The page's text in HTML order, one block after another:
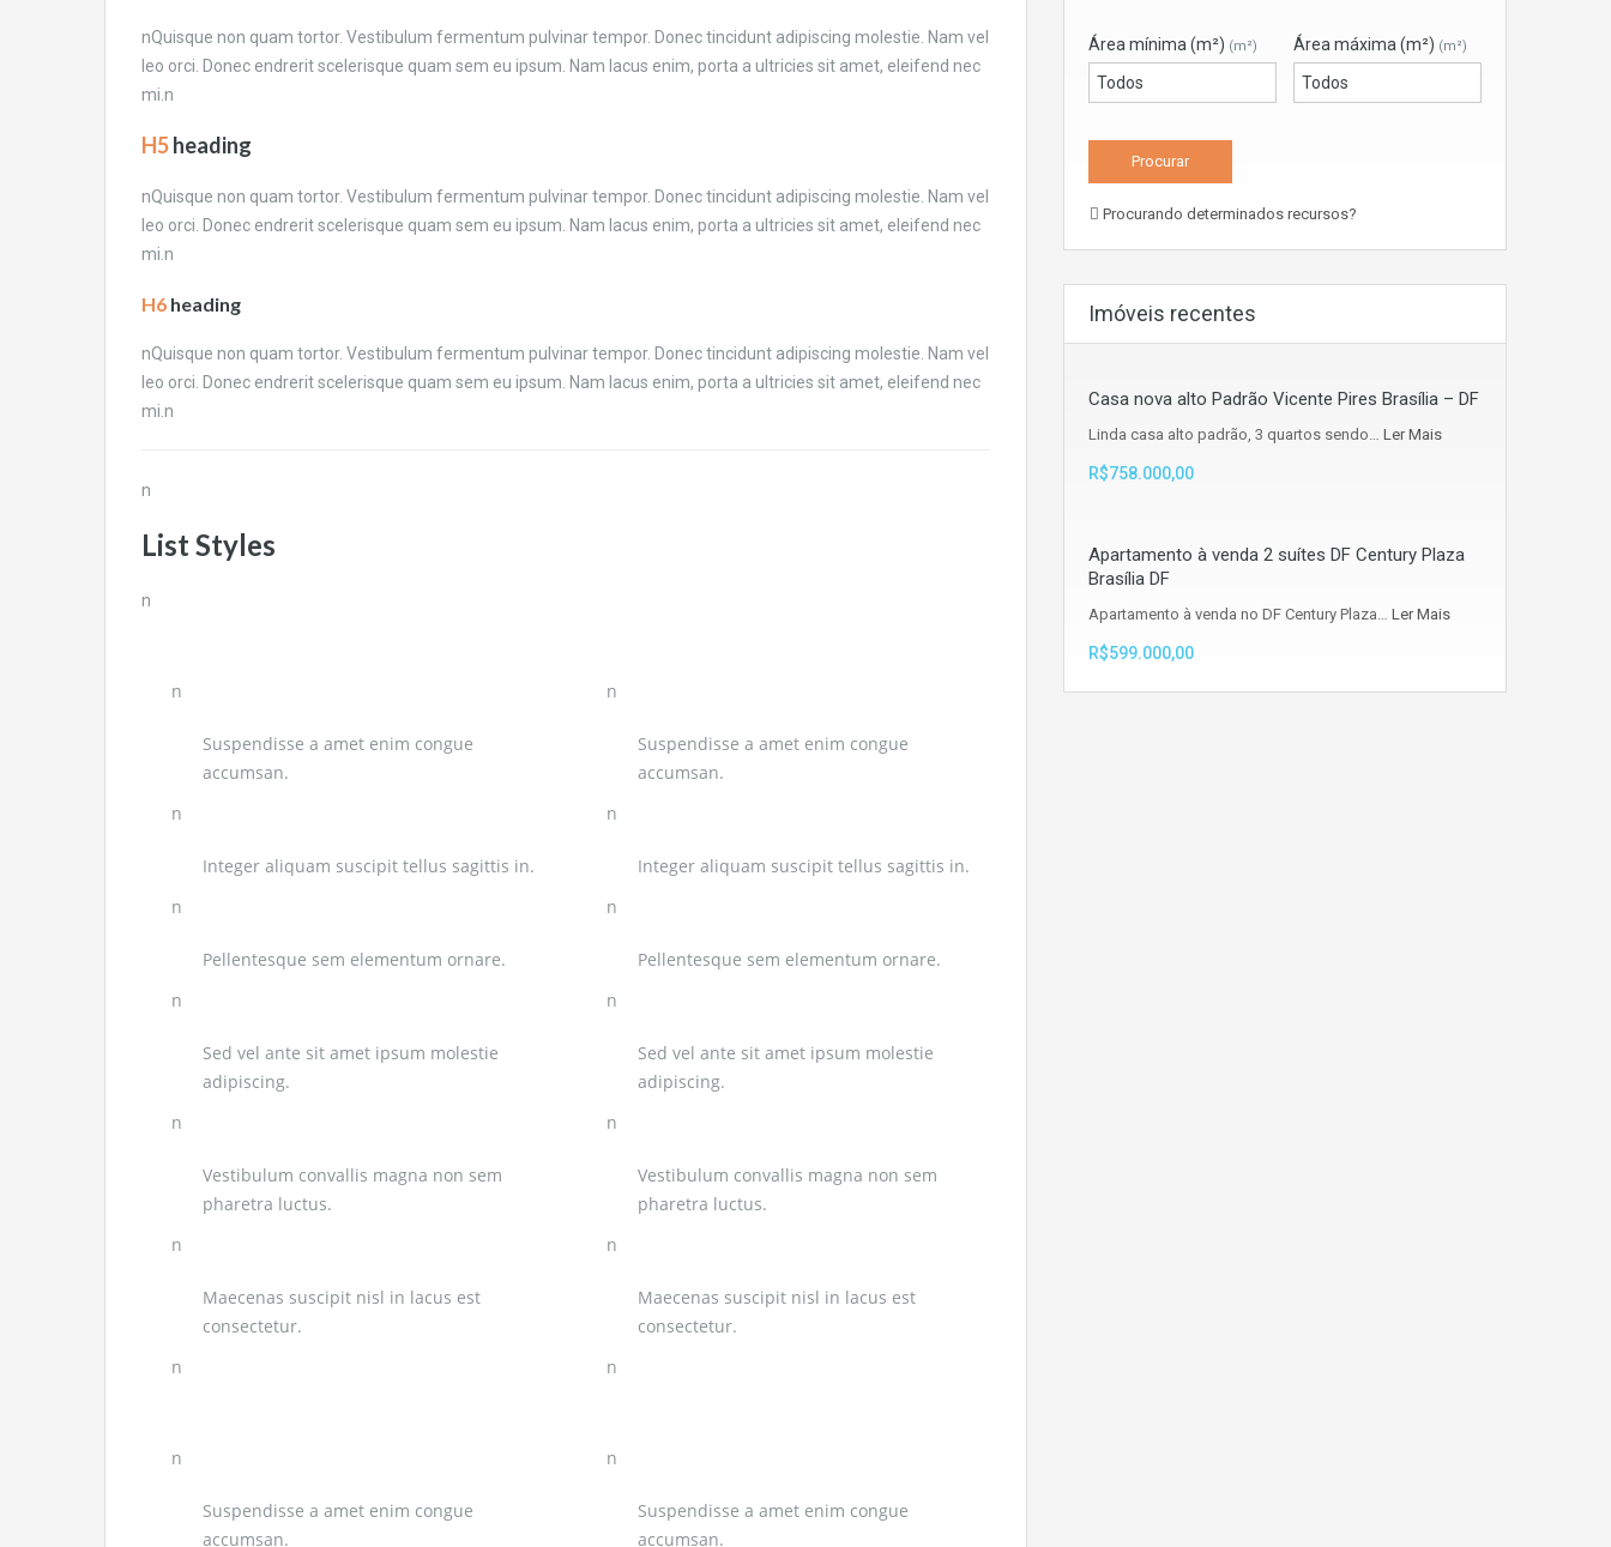
nQuisque non quam tortor. Vestibulum fermentum pulvinar tempor. Donec tincidunt adipiscing molestie. Nam vel
leo orci. Donec endrerit scelerisque quam sem eu ipsum. Nam lacus enim, porta a ultricies sit amet, eleifend nec
mi.n
H5heading
nQuisque non quam tortor. Vestibulum fermentum pulvinar tempor. Donec tincidunt adipiscing molestie. Nam vel
leo orci. Donec endrerit scelerisque quam sem eu ipsum. Nam lacus enim, porta a ultricies sit amet, eleifend nec
mi.n
H6 heading
nQuisque non quam tortor. Vestibulum fermentum pulvinar tempor. Donec tincidunt adipiscing molestie. Nam vel
leo orci. Donec endrerit scelerisque quam sem eu ipsum. Nam lacus enim, porta a ultricies sit amet, eleifend nec
mi.n
n
List Styles
n
n
Suspendisse a amet enim congue
accumsan.
n
Integer aliquam suscipit tellus sagittis in.
n
Pellentesque sem elementum ornare.
n
Sed vel ante sit amet ipsum molestie
adipiscing.
n
Vestibulum convallis magna non sem
pharetra luctus.
n
Maecenas suscipit nisl in lacus est
consectetur.
n
n
Suspendisse a amet enim congue
accumsan.
n
Integer aliquam suscipit tellus sagittis in.
n
Pellentesque sem elementum ornare.
n
Sed vel ante sit amet ipsum molestie
adipiscing.
n
Vestibulum convallis magna non sem
pharetra luctus.
n
Maecenas suscipit nisl in lacus est
consectetur.
n
n
Suspendisse a amet enim congue
accumsan.
n
Suspendisse a amet enim congue
accumsan.
Área mínima (m²) (m²) Área máxima (m²) (m²)
Procurando determinados recursos?
Imóveis recentes
Casa nova alto Padrão Vicente Pires Brasília – DF
Linda casa alto padrão, 3 quartos sendo… Ler Mais
R$758.000,00
Apartamento à venda 2 suítes DF Century Plaza
Brasília DF
Apartamento à venda no DF Century Plaza… Ler Mais
R$599.000,00